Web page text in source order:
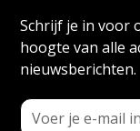
Schrijf je in voor
hoogte van alle
nieuwsberichten.